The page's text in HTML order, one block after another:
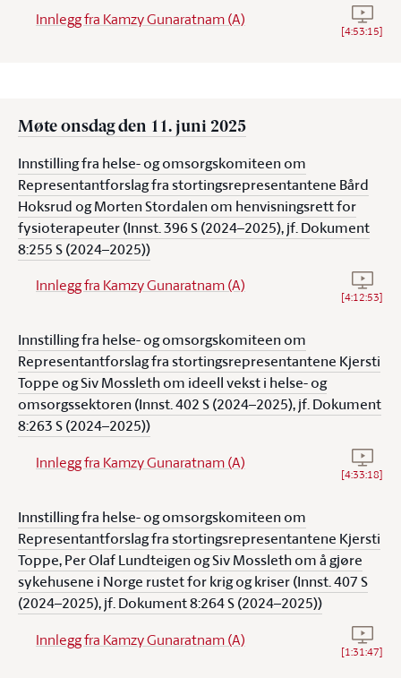
Innlegg fra Kamzy Gunaratnam (A) Se
[4:53:15]
Møte onsdag den 11. juni 2025
Innstilling fra helse- og omsorgskomiteen om
Representantforslag fra stortingsrepresentantene Bård
Hoksrud og Morten Stordalen om henvisningsrett for
fysioterapeuter (Innst. 396 S (2024–2025), jf. Dokument
8:255 S (2024–2025))
Innlegg fra Kamzy Gunaratnam (A) Se
[4:12:53]
Innstilling fra helse- og omsorgskomiteen om
Representantforslag fra stortingsrepresentantene Kjersti
Toppe og Siv Mossleth om ideell vekst i helse- og
omsorgssektoren (Innst. 402 S (2024–2025), jf. Dokument
8:263 S (2024–2025))
Innlegg fra Kamzy Gunaratnam (A) Se
[4:33:18]
Innstilling fra helse- og omsorgskomiteen om
Representantforslag fra stortingsrepresentantene Kjersti
Toppe, Per Olaf Lundteigen og Siv Mossleth om å gjøre
sykehusene i Norge rustet for krig og kriser (Innst. 407 S
(2024–2025), jf. Dokument 8:264 S (2024–2025))
Innlegg fra Kamzy Gunaratnam (A) Se
[1:31:47]